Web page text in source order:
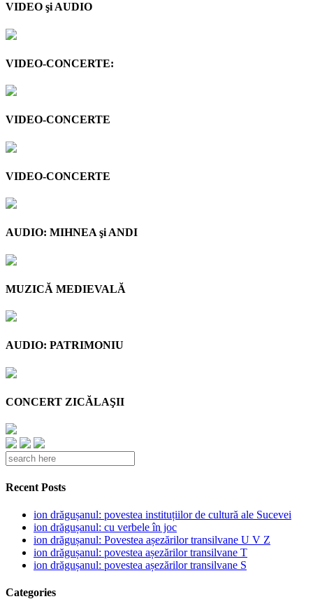
VIDEO şi AUDIO
VIDEO-CONCERTE:
VIDEO-CONCERTE
VIDEO-CONCERTE
AUDIO: MIHNEA şi ANDI
MUZICĂ MEDIEVALĂ
AUDIO: PATRIMONIU
CONCERT ZICĂLAŞII
Recent Posts
ion drăgușanul: povestea instituțiilor de cultură ale Sucevei
ion drăgușanul: cu verbele în joc
ion drăgușanul: Povestea așezărilor transilvane U V Z
ion drăgușanul: povestea așezărilor transilvane T
ion drăgușanul: povestea așezărilor transilvane S
Categories